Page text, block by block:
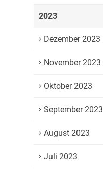
2023
Dezember 2023
November 2023
Oktober 2023
September 2023
August 2023
Juli 2023